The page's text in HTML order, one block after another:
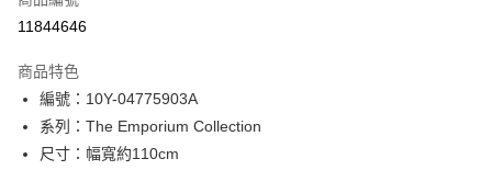
超商取貨付款
Apple Pay
街口支付
11844646
商品特色
編號：10Y-04775903A
系列：The Emporium Collection
尺寸：幅寬約110cm